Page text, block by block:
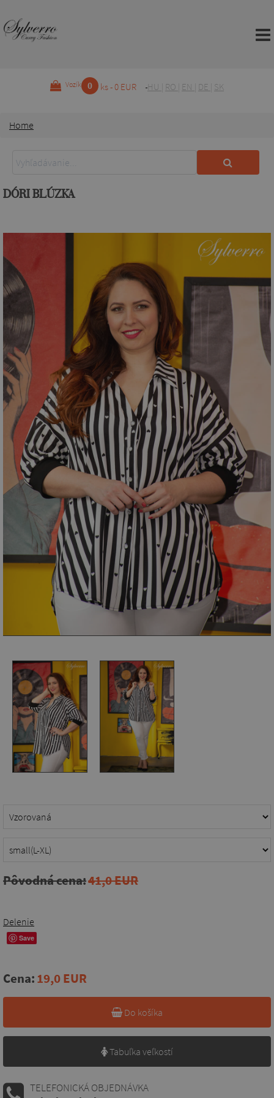
Vozík 0 ks - 0 EUR HU RO EN DE SK
Home
DÓRI BLÚZKA
Pôvodná cena:41,0 EUR
Delenie
Save
Cena:19,0 EUR
Do košíka
Tabuľka veľkostí
TELEFONICKÁ OBJEDNÁVKA